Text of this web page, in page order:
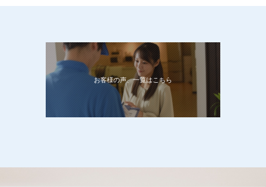
お客様の声、一覧はこちら